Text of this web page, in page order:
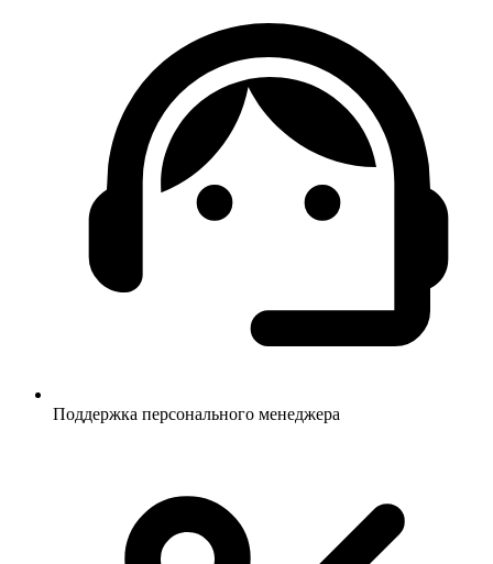
Поддержка персонального менеджера